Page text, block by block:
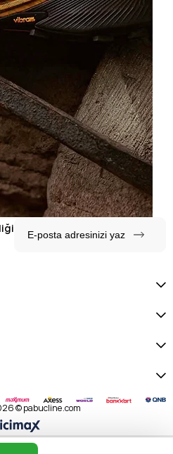
© pabucline.com